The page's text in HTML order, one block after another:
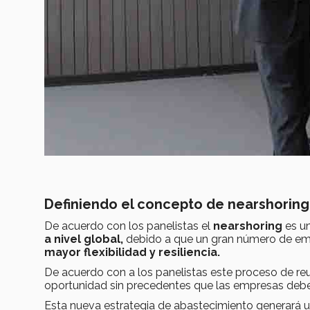
Definiendo el concepto de nearshoring
De acuerdo con los panelistas el nearshoring es
a nivel global, debido a que un gran número de
mayor flexibilidad y resiliencia.
De acuerdo con a los panelistas este proceso de
oportunidad sin precedentes que las empresas
Esta nueva estrategia de abastecimiento generará